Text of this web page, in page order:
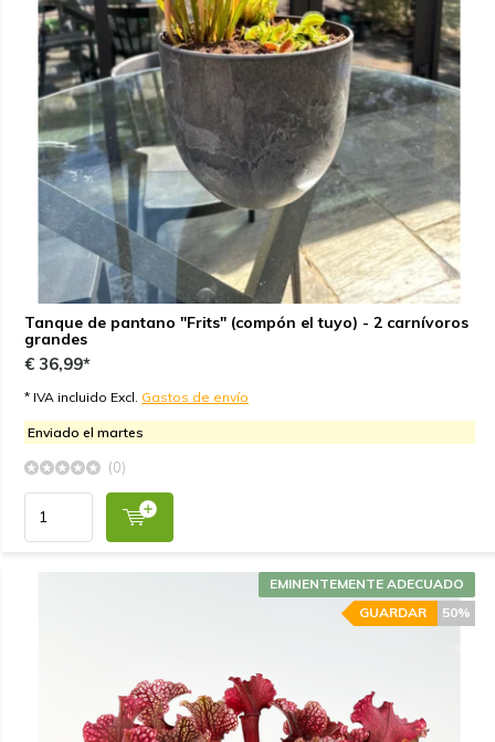
Tanque de pantano "Frits" (compón el tuyo) - 2 carnívoros
grandes
€ 36,99*
* IVA incluido Excl. Gastos de envío
Enviado el martes
(0)
EMINENTEMENTE ADECUADO
50%
GUARDAR